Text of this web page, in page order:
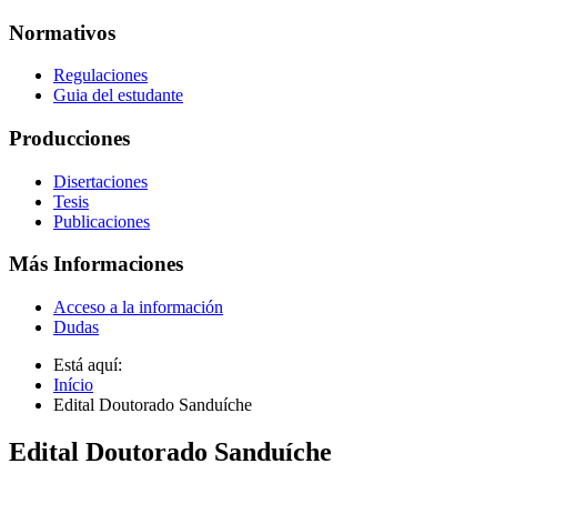
Normativos
Regulaciones
Guia del estudante
Producciones
Disertaciones
Tesis
Publicaciones
Más Informaciones
Acceso a la información
Dudas
Está aquí:
Início
Edital Doutorado Sanduíche
Edital Doutorado Sanduíche